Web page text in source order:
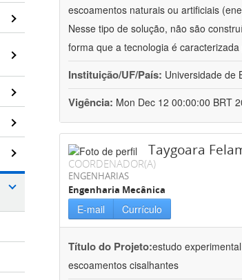
escoamentos naturais ou artificiais
Nesse tipo de solução, não são
forma que a tecnologia é
Instituição/UF/País: Universidade de
Vigência: Mon Dec 12 00:00:00 BRT
Taygoara
COORDENADOR(A)
ENGENHARIAS
Engenharia Mecânica
E-mail Currículo
Título do Projeto:estudo
escoamentos cisalhantes